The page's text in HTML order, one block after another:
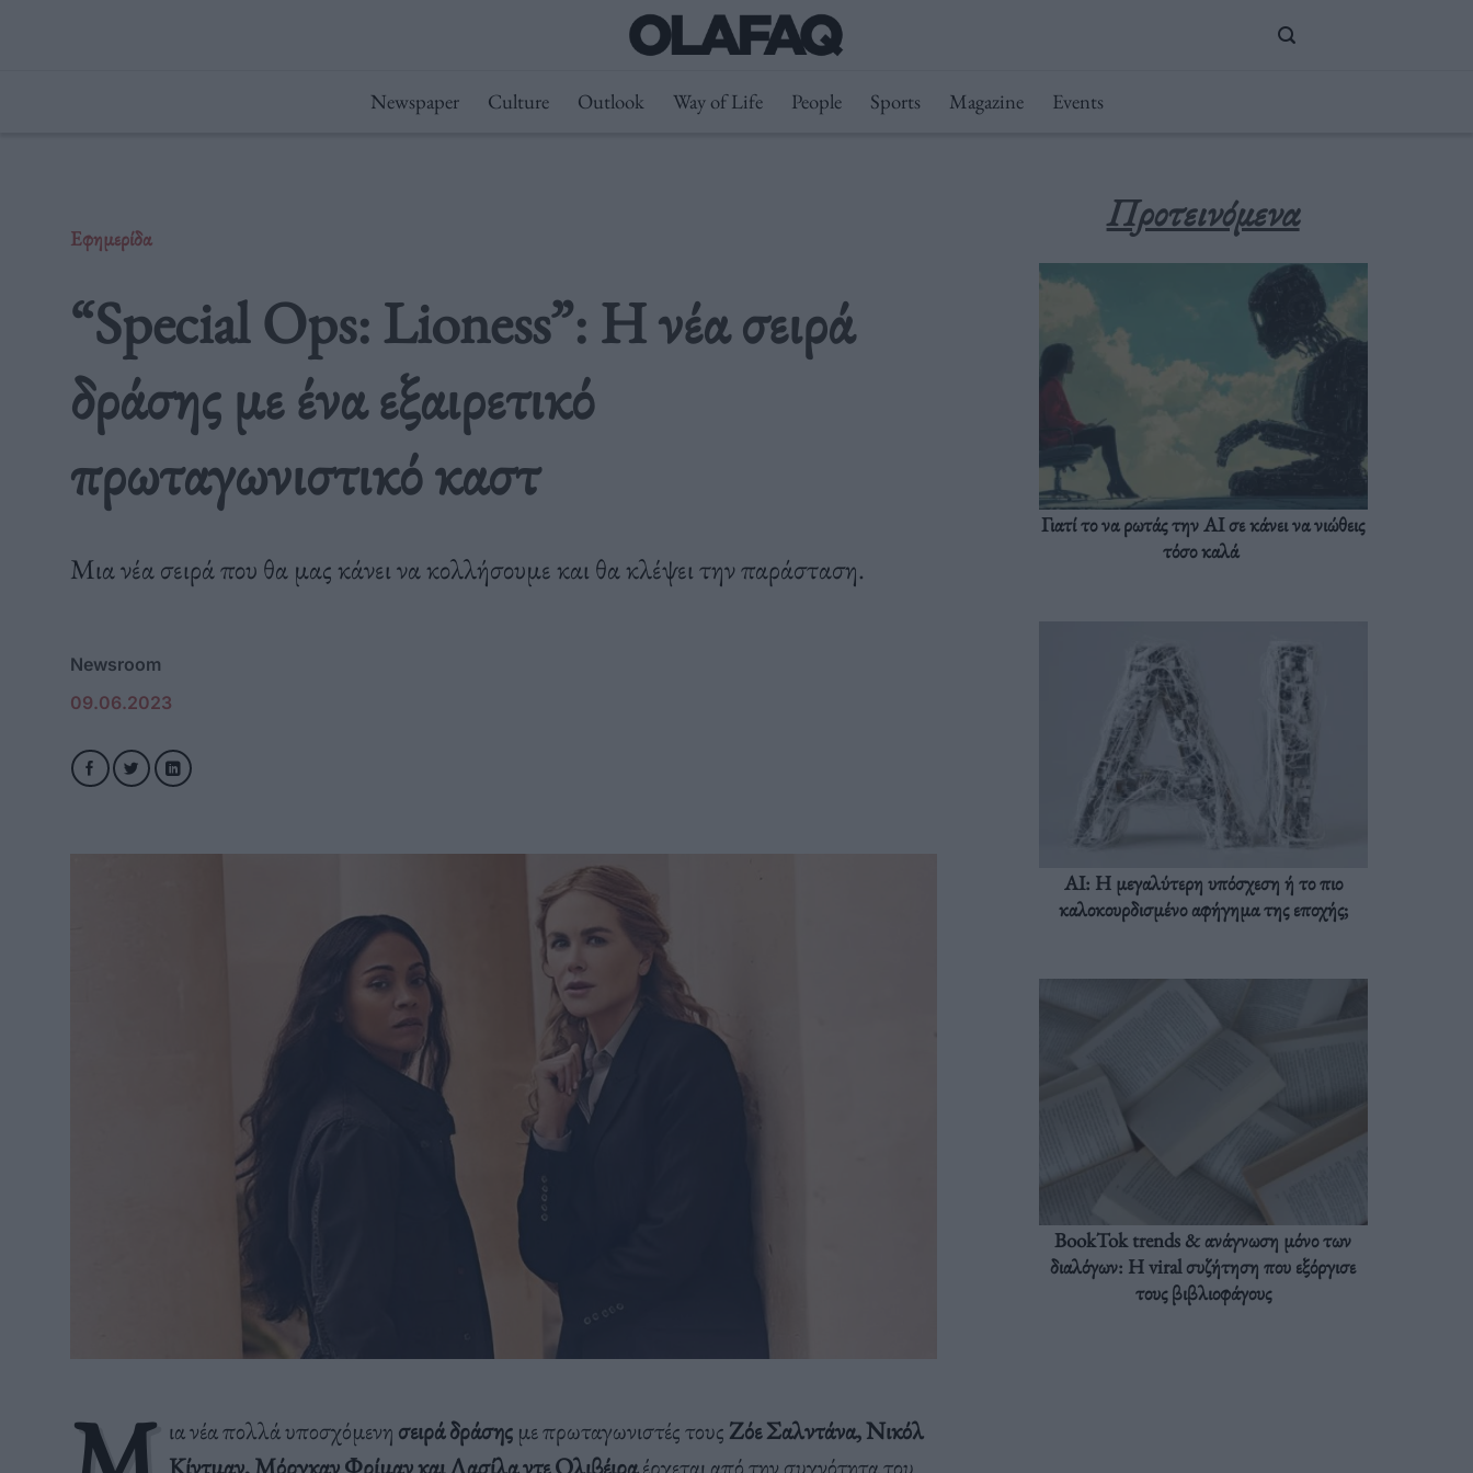
Newspaper Culture Outlook Way of Life People Sports Magazine Events
Εφημερίδα
“Special Ops: Lioness”: Η νέα σειρά
δράσης με ένα εξαιρετικό
πρωταγωνιστικό καστ
Μια νέα σειρά που θα μας κάνει να κολλήσουμε και θα κλέψει την παράσταση.
Newsroom
09.06.2023
ια νέα πολλά υποσχόμενη σειρά δράσηςμε πρωταγωνιστές τους Ζόε Σαλντάνα, Νικόλ
Προτεινόμενα
Γιατί το να ρωτάς την AI σε κάνει να νιώθεις
τόσο καλά
AI: Η μεγαλύτερη υπόσχεση ή το πιο
καλοκουρδισμένο αφήγημα της εποχής;
BookTok trends & ανάγνωση μόνο των
διαλόγων: Η viral συζήτηση που εξόργισε
τους βιβλιοφάγους